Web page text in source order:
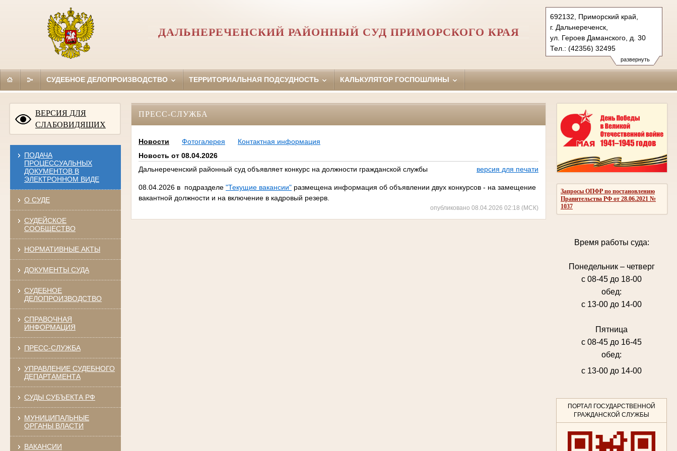
развернуть
692132, Приморский край,
г. Дальнереченск,
ул. Героев Даманского, д. 30
Тел.: (42356) 32495
dalnerechensky.prm@sudrf.ru
ДАЛЬНЕРЕЧЕНСКИЙ РАЙОННЫЙ СУД ПРИМОРСКОГО КРАЯ
СУДЕБНОЕ ДЕЛОПРОИЗВОДСТВО ТЕРРИТОРИАЛЬНАЯ ПОДСУДНОСТЬ КАЛЬКУЛЯТОР ГОСПОШЛИНЫ
ВЕРСИЯ ДЛЯ
СЛАБОВИДЯЩИХ
ПОДАЧА
ПРОЦЕССУАЛЬНЫХ
ДОКУМЕНТОВ В
ЭЛЕКТРОННОМ ВИДЕ
О СУДЕ
СУДЕЙСКОЕ
СООБЩЕСТВО
НОРМАТИВНЫЕ АКТЫ
ДОКУМЕНТЫ СУДА
СУДЕБНОЕ
ДЕЛОПРОИЗВОДСТВО
СПРАВОЧНАЯ
ИНФОРМАЦИЯ
ПРЕСС-СЛУЖБА
УПРАВЛЕНИЕ СУДЕБНОГО
ДЕПАРТАМЕНТА
СУДЫ СУБЪЕКТА РФ
МУНИЦИПАЛЬНЫЕ
ОРГАНЫ ВЛАСТИ
ВАКАНСИИ
Запросы ОПФР по постановлению
Правительства РФ от 28.06.2021 №
1037
Время работы суда:
Понедельник – четверг
с 08-45 до 18-00
обед:
с 13-00 до 14-00
Пятница
с 08-45 до 16-45
обед:
с 13-00 до 14-00
ПОРТАЛ ГОСУДАРСТВЕННОЙ
ГРАЖДАНСКОЙ СЛУЖБЫ
ПРЕСС-СЛУЖБА
Новости Фотогалерея
Контактная информация
Новость от 08.04.2026
Дальнереченский районный суд объявляет конкурс на должности гражданской службы
версия для печати
08.04.2026 в подразделе "Текущие вакансии"размещена информация об объявлении двух конкурсов - на замещение
вакантной должности и на включение в кадровый резерв.
опубликовано 08.04.2026 02:18 (МСК)